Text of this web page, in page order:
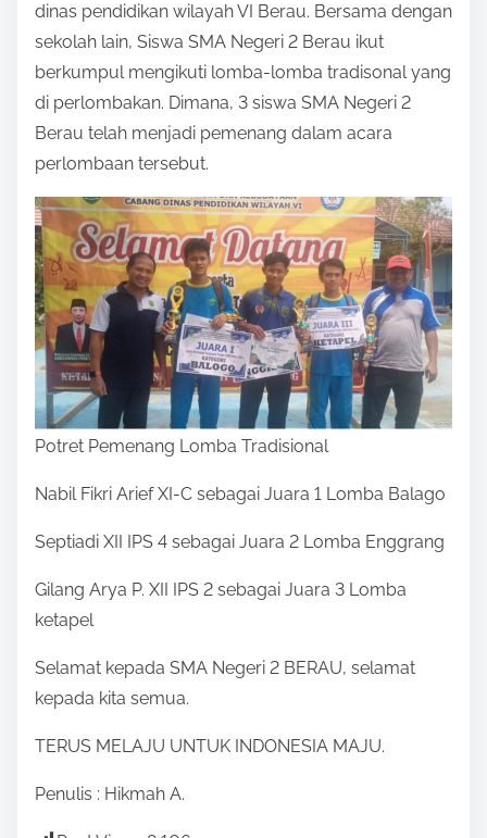
dinas pendidikan wilayah VI Berau. Bersama dengan
sekolah lain, Siswa SMA Negeri 2 Berau ikut
berkumpul mengikuti lomba-lomba tradisonal yang
di perlombakan. Dimana, 3 siswa SMA Negeri 2
Berau telah menjadi pemenang dalam acara
perlombaan tersebut.
Potret Pemenang Lomba Tradisional
Nabil Fikri Arief XI-C sebagai Juara 1 Lomba Balago
Septiadi XII IPS 4 sebagai Juara 2 Lomba Enggrang
Gilang Arya P. XII IPS 2 sebagai Juara 3 Lomba
ketapel
Selamat kepada SMA Negeri 2 BERAU, selamat
kepada kita semua.
TERUS MELAJU UNTUK INDONESIA MAJU.
Penulis : Hikmah A.